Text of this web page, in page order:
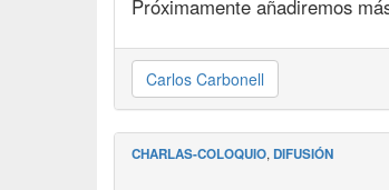
Próximamente añadiremos
Carlos Carbonell
CHARLAS-COLOQUIO, DIFUSIÓN